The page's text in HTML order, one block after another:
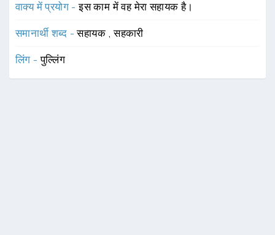
वाक्य में प्रयोग -इस काम में वह मेरा सहायक है।
समानार्थी शब्द -सहायक ,सहकारी
लिंग -पुल्लिंग